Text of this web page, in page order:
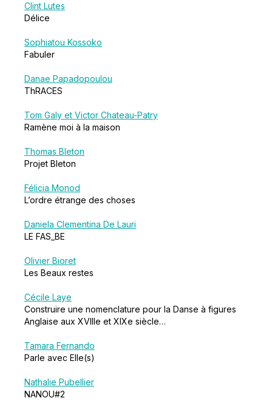
Clint Lutes
Délice
Sophiatou Kossoko
Fabuler
Danae Papadopoulou
ThRACES
Tom Galy et Victor Chateau-Patry
Ramène moi à la maison
Thomas Bleton
Projet Bleton
Félicia Monod
L’ordre étrange des choses
Daniela Clementina De Lauri
LE FAS_BE
Olivier Bioret
Les Beaux restes
Cécile Laye
Construire une nomenclature pour la Danse à figures
Anglaise aux XVIIIe et XIXe siècle…
Tamara Fernando
Parle avec Elle(s)
Nathalie Pubellier
NANOU#2